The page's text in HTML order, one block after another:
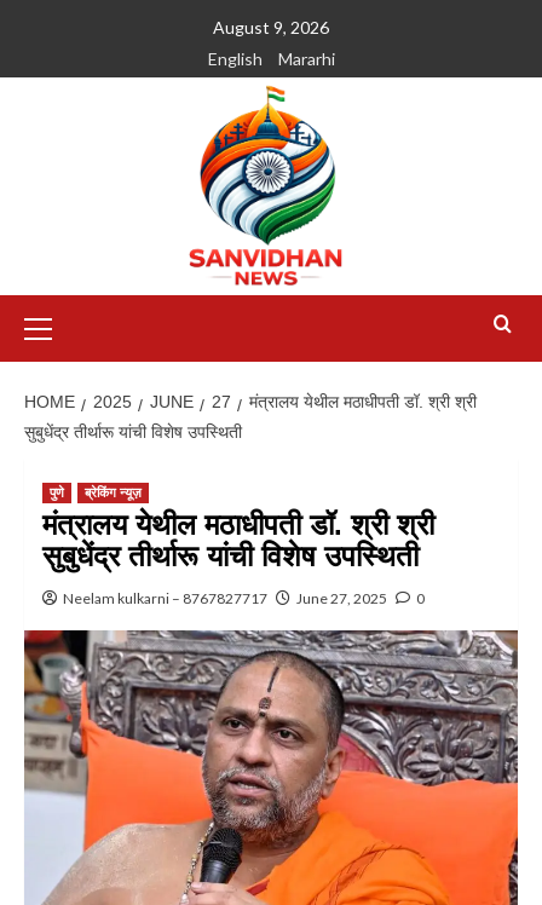
August 9, 2026
English
Mararhi
HOME 2025 JUNE 27
मंत्रालय येथील मठाधीपती डॉ. श्री श्री
सुबुधेंद्र तीर्थारू यांची विशेष उपस्थिती
पुणे ब्रेकिंग न्यूज़
मंत्रालय येथील मठाधीपती डॉ. श्री श्री
सुबुधेंद्र तीर्थारू यांची विशेष उपस्थिती
Neelam kulkarni – 8767827717 June 27, 2025 0